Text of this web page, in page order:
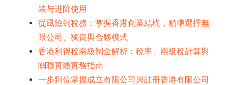
装与进阶使用
從風險到稅務：掌握香港創業結構，精準選擇無
限公司、獨資與合夥模式
香港利得稅兩級制全解析：稅率、兩級稅計算與
關聯實體實務指南
一步到位掌握成立有限公司與註冊香港有限公司